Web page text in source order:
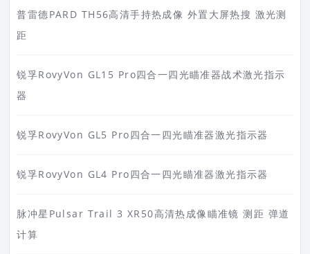
普雷德PARD TH56高清手持热成像 外置大屏热搜 激光测
距
锐孚RovyVon GL15 Pro四合一四光瞄准器战术激光指示
器
锐孚RovyVon GL5 Pro四合一四光瞄准器激光指示器
锐孚RovyVon GL4 Pro四合一四光瞄准器激光指示器
脉冲星Pulsar Trail 3 XR50高清热成像瞄准镜 测距 弹道
计算